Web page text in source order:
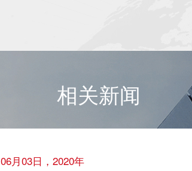
相关新闻
06月03日，2020年